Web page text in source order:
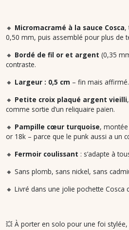
🔸 Micromacramé à la sauce Cosca,
0,50 mm, puis assemblé pour plus de
🔸 Bordé de fil or et argent (0,35
contraste.
🔸 Largeur : 0,5 cm – fin mais affirmé.
🔸 Petite croix plaqué argent vieilli
comme sortie d’un reliquaire païen.
🔸 Pampille cœur turquoise,
or 18k – parce que le punk aussi a un
🔸 Fermoir coulissant : s’adapte à
🔸 Sans plomb, sans nickel, sans
🔸 Livré dans une jolie pochette Cosca
💥 À porter en solo pour une foi